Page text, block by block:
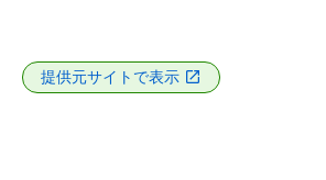
提供元サイトで表示